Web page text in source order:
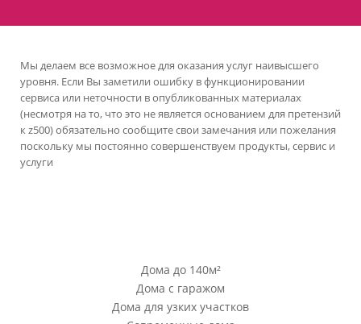
Мы делаем все возможное для оказания услуг наивысшего
уровня. Если Вы заметили ошибку в функционировании
сервиса или неточности в опубликованных материалах
(несмотря на то, что это не является основанием для претензий
к z500) обязательно сообщите свои замечания или пожелания
поскольку мы постоянно совершенствуем продукты, сервис и
услуги
Дома до 140м²
Дома с гаражом
Дома для узких участков